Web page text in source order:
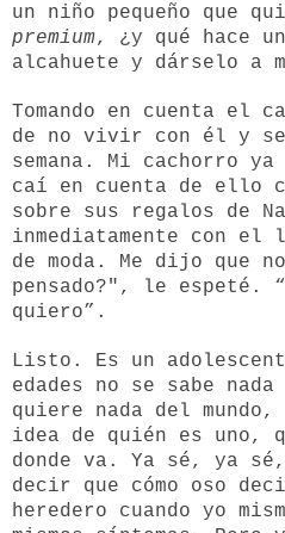
un niño pequeño que
premium, ¿y qué hace
alcahuete y dárselo a
Tomando en cuenta el
de no vivir con él y
semana. Mi cachorro
caí en cuenta de ello
sobre sus regalos de
inmediatamente con el
de moda. Me dijo que
pensado?", le espeté.
quiero”.
Listo. Es un
edades no se sabe
quiere nada del mundo,
idea de quién es uno,
donde va. Ya sé, ya
decir que cómo oso
heredero cuando yo